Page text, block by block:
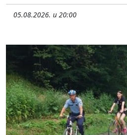
05.08.2026. u 20:00